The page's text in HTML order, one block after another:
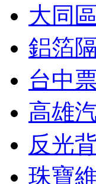
大同
鋁箔
台中
高雄
反光
珠寶